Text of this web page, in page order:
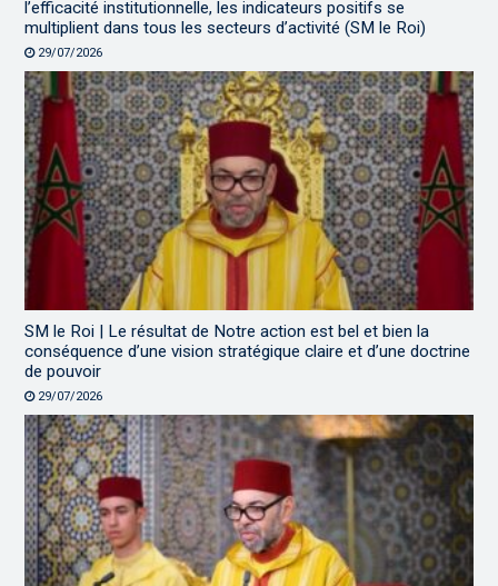
l’efficacité institutionnelle, les indicateurs positifs se
multiplient dans tous les secteurs d’activité (SM le Roi)
29/07/2026
SM le Roi | Le résultat de Notre action est bel et bien la
conséquence d’une vision stratégique claire et d’une doctrine
de pouvoir
29/07/2026